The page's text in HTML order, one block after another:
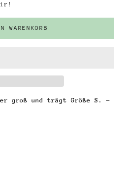
WARENKORB
groß und trägt Größe S. -